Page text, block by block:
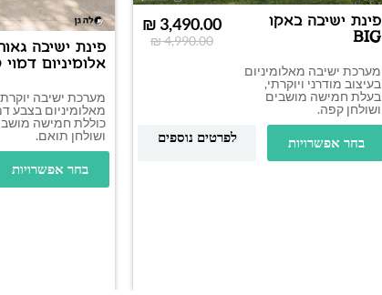
פינת ישיבה באקו
BIG
מערכת ישיבה מאלומיניום
בעיצוב מודרני ויוקרתי,
בעלת חמישה מושבים
ושולחן קפה.
₪4,990.00
₪ 3,490.00
בחר אפשרויות לפרטים נוספים
פינת ישיבה
אלומיניום
מערכת ישיבה
מאלומיניום בצבע
כוללת חמישה
ושולחן תואם.
בחר אפשרויות